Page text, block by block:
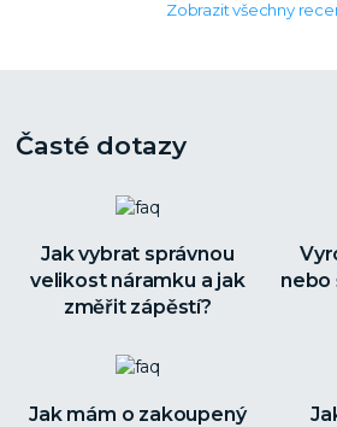
Zobrazit všechny
Časté dotazy
Jak vybrat správnou
velikost náramku a jak
změřit zápěstí?
nebo
Jak mám o zakoupený